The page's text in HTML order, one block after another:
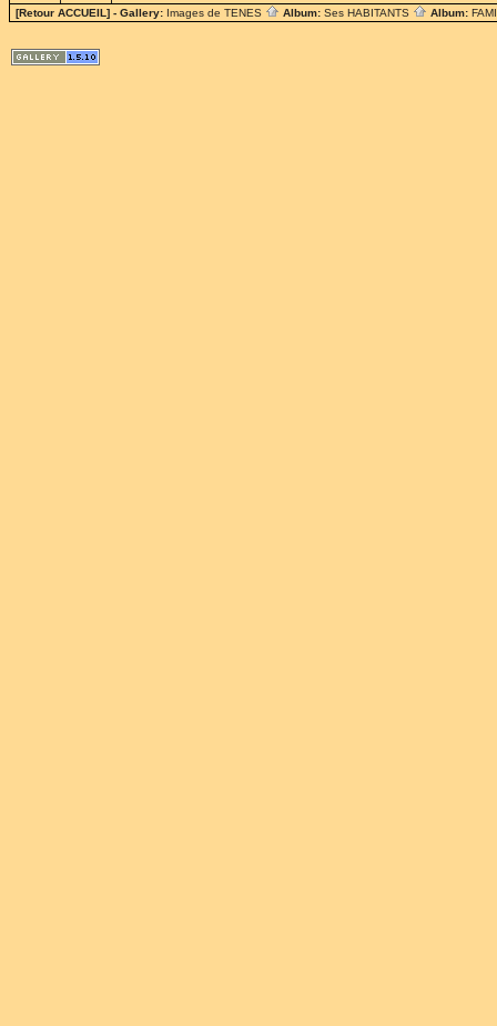
[Retour ACCUEIL] - Gallery: Images de TENES Album: Ses HABITANTS Album: